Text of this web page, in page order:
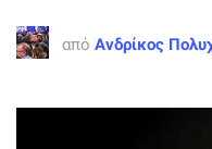
από Ανδρίκος